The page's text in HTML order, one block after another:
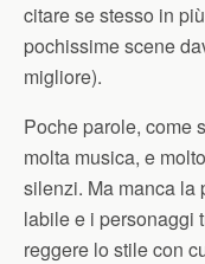
citare se stesso in
pochissime scene
migliore).
Poche parole, come
molta musica, e
silenzi. Ma manca la
labile e i personaggi
reggere lo stile con